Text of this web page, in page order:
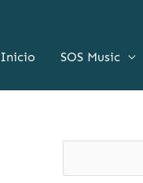
Inicio SOS Music